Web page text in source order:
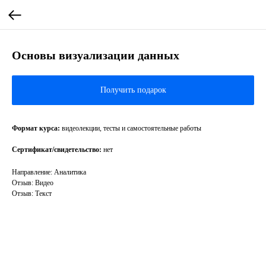
Основы визуализации данных
Получить подарок
Формат курса: видеолекции, тесты и самостоятельные работы
Сертификат/свидетельство: нет
Направление: Аналитика
Отзыв: Видео
Отзыв: Текст